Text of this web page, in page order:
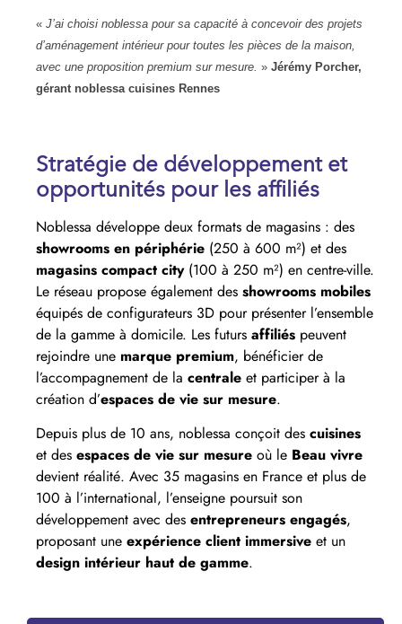
« J’ai choisi noblessa pour sa capacité à concevoir des projets
d’aménagement intérieur pour toutes les pièces de la maison,
avec une proposition premium sur mesure. » Jérémy Porcher,
gérant noblessa cuisines Rennes
Stratégie de développement et
opportunités pour les affiliés
Noblessa développe deux formats de magasins : des
showrooms en périphérie (250 à 600 m²) et des
magasins compact city(100 à 250 m²) en centre-ville.
Le réseau propose également des showrooms mobiles
équipés de configurateurs 3D pour présenter l’ensemble
de la gamme à domicile. Les futurs affiliés peuvent
rejoindre une marque premium, bénéficier de
l’accompagnement de la centrale et participer à la
création d’espaces de vie sur mesure.
Depuis plus de 10 ans, noblessa conçoit des cuisines
et des espaces de vie sur mesure où le Beau vivre
devient réalité. Avec 35 magasins en France et plus de
100 à l’international, l’enseigne poursuit son
développement avec des entrepreneurs engagés,
proposant une expérience client immersive et un
design intérieur haut de gamme.